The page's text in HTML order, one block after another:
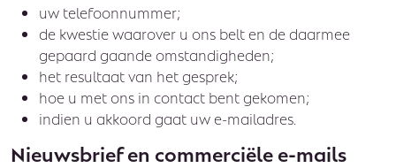
uw telefoonnummer;
de kwestie waarover u ons belt en de daarmee
gepaard gaande omstandigheden;
het resultaat van het gesprek;
hoe u met ons in contact bent gekomen;
indien u akkoord gaat uw e-mailadres.
Nieuwsbrief en commerciële e-mails